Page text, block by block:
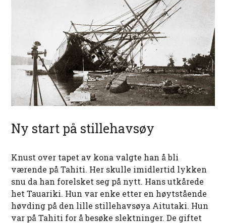
Ny start på stillehavsøy
Knust over tapet av kona valgte han å bli
værende på Tahiti. Her skulle imidlertid lykken
snu da han forelsket seg på nytt. Hans utkårede
het Tauariki. Hun var enke etter en høytstående
høvding på den lille stillehavsøya Aitutaki. Hun
var på Tahiti for å besøke slektninger. De giftet